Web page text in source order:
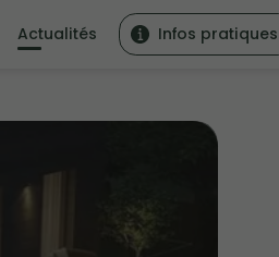
Actualités Infos pratiques